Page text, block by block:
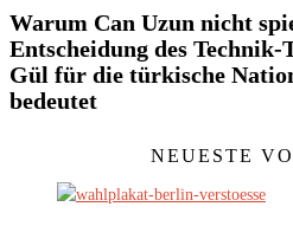
Warum Can Uzun nicht
Entscheidung des Technik-
Gül für die türkische
bedeutet
NEUESTE